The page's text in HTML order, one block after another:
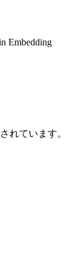
Embedding
れています。